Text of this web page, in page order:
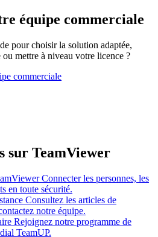
équipe commerciale
pour choisir la solution adaptée,
ou mettre à niveau votre licence ?
commerciale
sur TeamViewer
Connecter les personnes, les
en toute sécurité.
Consultez les articles de
notre équipe.
Rejoignez notre programme de
TeamUP.